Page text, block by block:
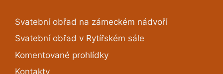
Svatební obřad na zámeckém nádvoří
Svatební obřad v Rytířském sále
Komentované prohlídky
Kontakty